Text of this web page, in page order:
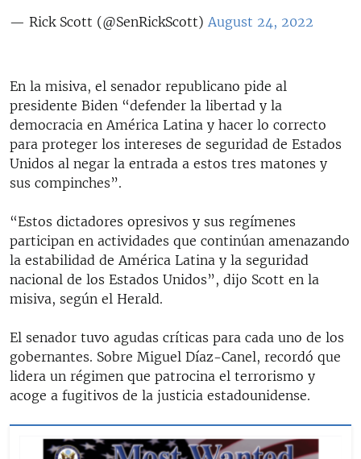
— Rick Scott (@SenRickScott) August 24, 2022
En la misiva, el senador republicano pide al
presidente Biden “defender la libertad y la
democracia en América Latina y hacer lo correcto
para proteger los intereses de seguridad de Estados
Unidos al negar la entrada a estos tres matones y
sus compinches”.
“Estos dictadores opresivos y sus regímenes
participan en actividades que continúan amenazando
la estabilidad de América Latina y la seguridad
nacional de los Estados Unidos”, dijo Scott en la
misiva, según el Herald.
El senador tuvo agudas críticas para cada uno de los
gobernantes. Sobre Miguel Díaz-Canel, recordó que
lidera un régimen que patrocina el terrorismo y
acoge a fugitivos de la justicia estadounidense.